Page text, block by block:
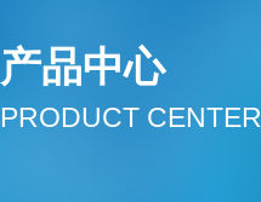
产品中心
PRODUCT CENTER